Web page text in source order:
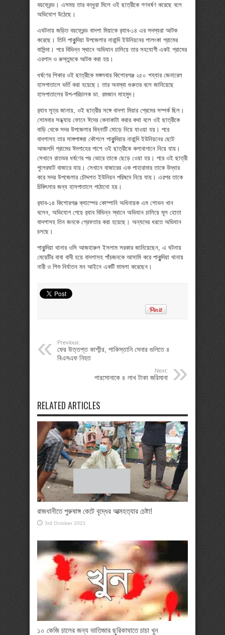
বয়ফ্রেন্ড। এসময় তার বন্ধুরা মিলে ওই ছাত্রীকে গণধর্ষণ করেছে বলে
অভিযোগ উঠেছে।
এঘটনায় জড়িত বয়ফ্রেন্ড বাদশা মিয়াকে র‌্যাব-১৪ এর সদস্যরা আটক
করেছে। তিনি পাকুন্দিয়া উপজেলার নারান্দি ইউনিয়নের শালংকা গ্রামের
বাসিন্দা। পরে বিভিন্ন স্থানে অভিযান চালিয়ে তার সহযোগী একই গ্রামের
এরশাদ ও রুস্তুমকে আটক করা হয়।
ধর্ষণের শিকার ওই ছাত্রীকে মঙ্গলবার কিশোরগঞ্জ ২৫০ শয্যার জেনারেল
হাসপাতালে ভর্তি করা হয়েছে। তার অবস্থা গুরুতর বলে জানিয়েছে
হাসপাতালের উপ-পরিচালক ডা. রমজান মাহমুদ।
র‌্যাব সূত্র জানায়, ওই ছাত্রীর সঙ্গে বাদশা মিয়ার প্রেমের সম্পর্ক ছিল।
সোমবার সন্ধ্যায় ফোনে ঈদের কেনাকাটা করার কথা বলে ওই ছাত্রীকে
বাড়ি থেকে সদর উপজেলার বিন্নাটি মোড়ে নিয়ে যাওয়া হয়। পরে
বাদশাসহ তার সাঙ্গপাঙ্গরা কৌশলে পাকুন্দিয়ার নারান্দি ইউনিয়নের ছোট
আজলদি গ্রামের ঈদগাহের পাশে ওই ছাত্রীকে কলাবাগানে নিয়ে যায়।
সেখানে রাতভর ধর্ষণের পর ভোরে তাকে ছেড়ে ওেয়া হয়। পরে ওই ছাত্রী
পুলেরঘাট বাজারে যায়। সেখানে বাজারের এক পাহারাদার তাকে উদ্ধার
করে সদর উপজেলার চৌদ্দশত ইউনিয়ন পরিষদে নিয়ে যায়। এরপর তাকে
চিকিৎসার জন্য হাসপাতালে পাঠানো হয়।
র‌্যাব-১৪ কিশোরগঞ্জ ক্যাম্পের কোম্পানি অধিনায়ক এম শোভন খান
বলেন, অভিযোগ পেয়ে র‌্যাব বিভিন্ন স্থানে অভিযান চালিয়ে মূল হোতা
বাদশাসহ তিন জনকে গ্রেফতার করা হয়েছে। অন্যদের ধরতে অভিযান
চলছে।
পাকুন্দিয়া থানার ওসি আজহারুল ইসলাম সরকার জানিয়েছেন, এ ঘটনায়
মেয়েটির বাবা বাদী হয়ে বাদশাসহ পাঁচজনকে আসামি করে পাকুন্দিয়া থানায়
নারী ও শিশু নির্যাতন মন আইনে একটি মামলা করেছেন।
Previous:
ফের উত্তপ্ত কাশ্মীর, পাকিস্তানি সেনার গুলিতে ৪
বিএসএফ নিহত
Next:
পারসোনাকে ৪ লাখ টাকা জরিমানা
RELATED ARTICLES
রাজধানীতে পুরুষাঙ্গ কেটে বৃদ্ধের আত্মহত্যার চেষ্টা!
3rd October 2021
১০ কেজি চালের জন্য ভাতিজার ছুরিকাঘাতে চাচা খুন